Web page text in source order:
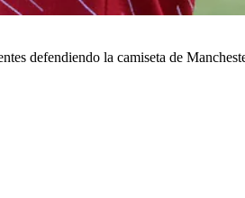
defendiendo la camiseta de